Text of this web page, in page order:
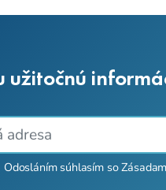
užitočnú
Odosláním súhlasím so